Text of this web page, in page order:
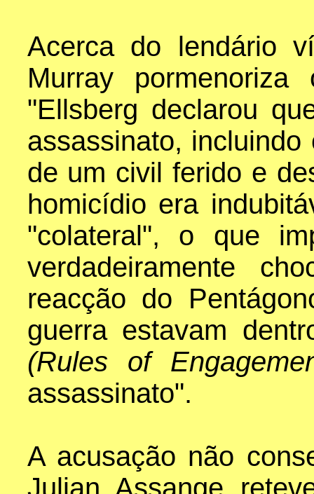
Acerca do lendário
Murray
"Ellsberg declarou
assassinato,
de um civil ferido e
homicídio era
"colateral", o que
verdadeiramente
reacção do
guerra estavam
(Rules of
assassinato".
A acusação não